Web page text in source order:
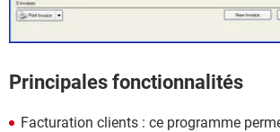
Principales fonctionnalités
Facturation clients : ce programme